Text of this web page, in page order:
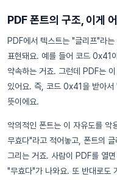
PDF 폰트의 구조, 이게
PDF에서 텍스트는 "글리프"라
표현돼요. 예를 들어 코드 0x41
약속하는 거죠. 그런데 PDF는
있어요. 즉, 코드 0x41을 받아서
뜻이에요.
악의적인 폰트는 이 자유도를 악
무효다"라고 적어놓고, 폰트의
그리는 거죠. 사람이 PDF를 열
"무효다"가 나와요. 또 반대로도